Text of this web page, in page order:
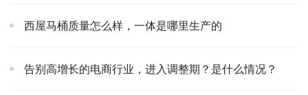
西屋马桶质量怎么样，一体是哪里生产的
告别高增长的电商行业，进入调整期？是什么情况？